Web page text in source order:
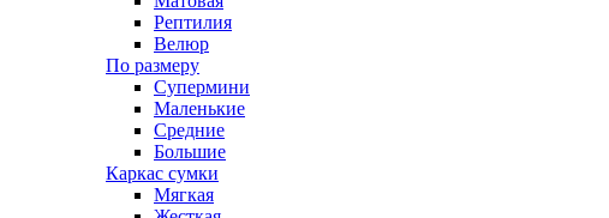
Рептилия
Велюр
По размеру
Супермини
Маленькие
Средние
Большие
Каркас сумки
Мягкая